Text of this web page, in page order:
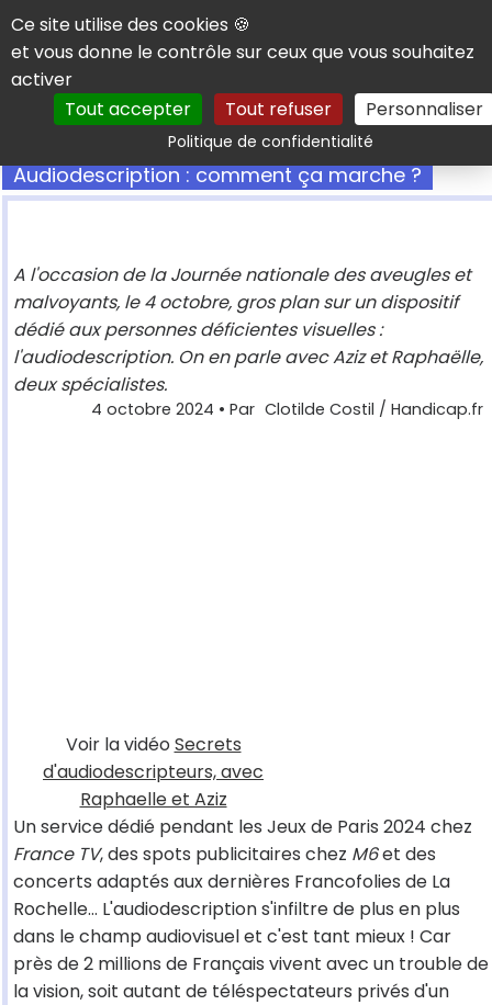
Panneau de gestion des cookies
Ce site utilise des cookies 🍪
et vous donne le contrôle sur ceux que vous souhaitez
activer
Tout accepter
Tout refuser Personnaliser
Politique de confidentialitéRechercher
Audiodescription : comment ça marche ?
A l'occasion de la Journée nationale des aveugles et
malvoyants, le 4 octobre, gros plan sur un dispositif
dédié aux personnes déficientes visuelles :
l'audiodescription. On en parle avec Aziz et Raphaëlle,
deux spécialistes.
4 octobre 2024 • Par Clotilde Costil / Handicap.fr
Voir la vidéo Secrets
d'audiodescripteurs, avec
Raphaelle et Aziz
Un service dédié pendant les Jeux de Paris 2024 chez
France TV, des spots publicitaires chez M6et des
concerts adaptés aux dernières Francofolies de La
Rochelle… L'audiodescription s'infiltre de plus en plus
dans le champ audiovisuel et c'est tant mieux ! Car
près de 2 millions de Français vivent avec un trouble de
la vision, soit autant de téléspectateurs privés d'un